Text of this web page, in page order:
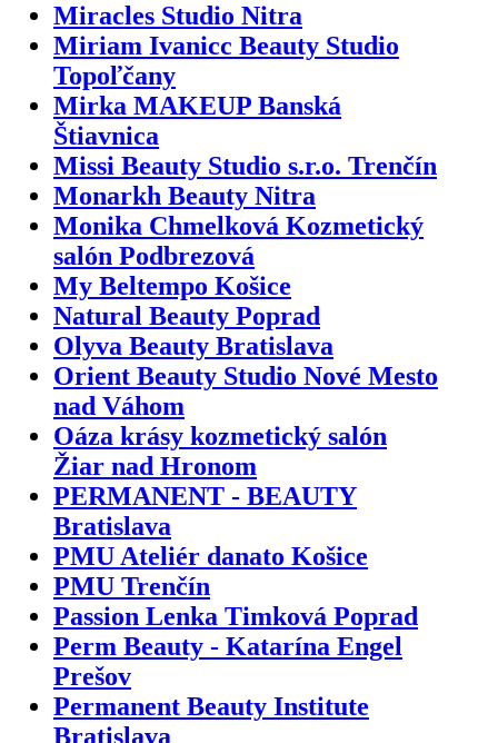
Miracles Studio Nitra
Miriam Ivanicc Beauty Studio
Topoľčany
Mirka MAKEUP Banská
Štiavnica
Missi Beauty Studio s.r.o. Trenčín
Monarkh Beauty Nitra
Monika Chmelková Kozmetický
salón Podbrezová
My Beltempo Košice
Natural Beauty Poprad
Olyva Beauty Bratislava
Orient Beauty Studio Nové Mesto
nad Váhom
Oáza krásy kozmetický salón
Žiar nad Hronom
PERMANENT - BEAUTY
Bratislava
PMU Ateliér danato Košice
PMU Trenčín
Passion Lenka Timková Poprad
Perm Beauty - Katarína Engel
Prešov
Permanent Beauty Institute
Bratislava